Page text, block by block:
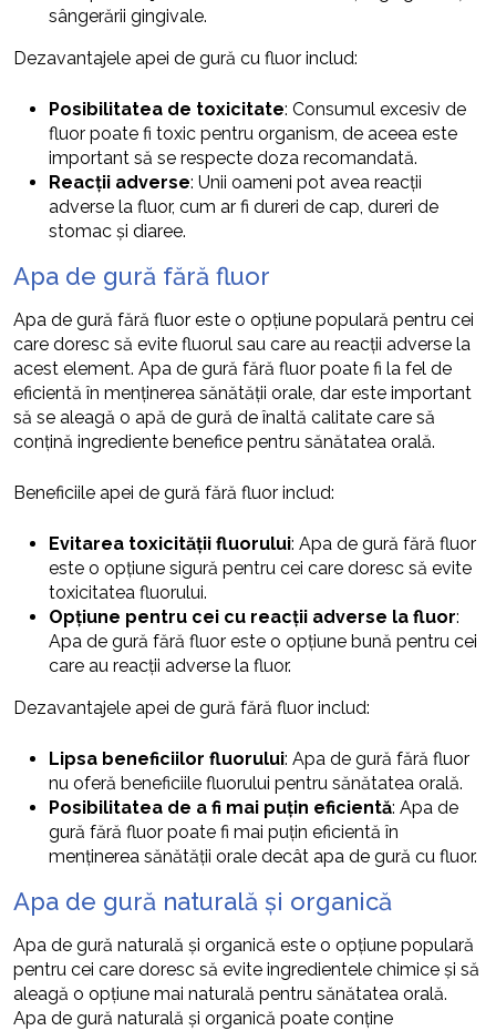
sângerării gingivale.
Dezavantajele apei de gură cu fluor includ:
Posibilitatea de toxicitate: Consumul excesiv de
fluor poate fi toxic pentru organism, de aceea este
important să se respecte doza recomandată.
Reacții adverse: Unii oameni pot avea reacții
adverse la fluor, cum ar fi dureri de cap, dureri de
stomac și diaree.
Apa de gură fără fluor
Apa de gură fără fluor este o opțiune populară pentru cei
care doresc să evite fluorul sau care au reacții adverse la
acest element. Apa de gură fără fluor poate fi la fel de
eficientă în menținerea sănătății orale, dar este important
să se aleagă o apă de gură de înaltă calitate care să
conțină ingrediente benefice pentru sănătatea orală.
Beneficiile apei de gură fără fluor includ:
Evitarea toxicității fluorului: Apa de gură fără fluor
este o opțiune sigură pentru cei care doresc să evite
toxicitatea fluorului.
Opțiune pentru cei cu reacții adverse la fluor:
Apa de gură fără fluor este o opțiune bună pentru cei
care au reacții adverse la fluor.
Dezavantajele apei de gură fără fluor includ:
Lipsa beneficiilor fluorului: Apa de gură fără fluor
nu oferă beneficiile fluorului pentru sănătatea orală.
Posibilitatea de a fi mai puțin eficientă: Apa de
gură fără fluor poate fi mai puțin eficientă în
menținerea sănătății orale decât apa de gură cu fluor.
Apa de gură naturală și organică
Apa de gură naturală și organică este o opțiune populară
pentru cei care doresc să evite ingredientele chimice și să
aleagă o opțiune mai naturală pentru sănătatea orală.
Apa de gură naturală și organică poate conține